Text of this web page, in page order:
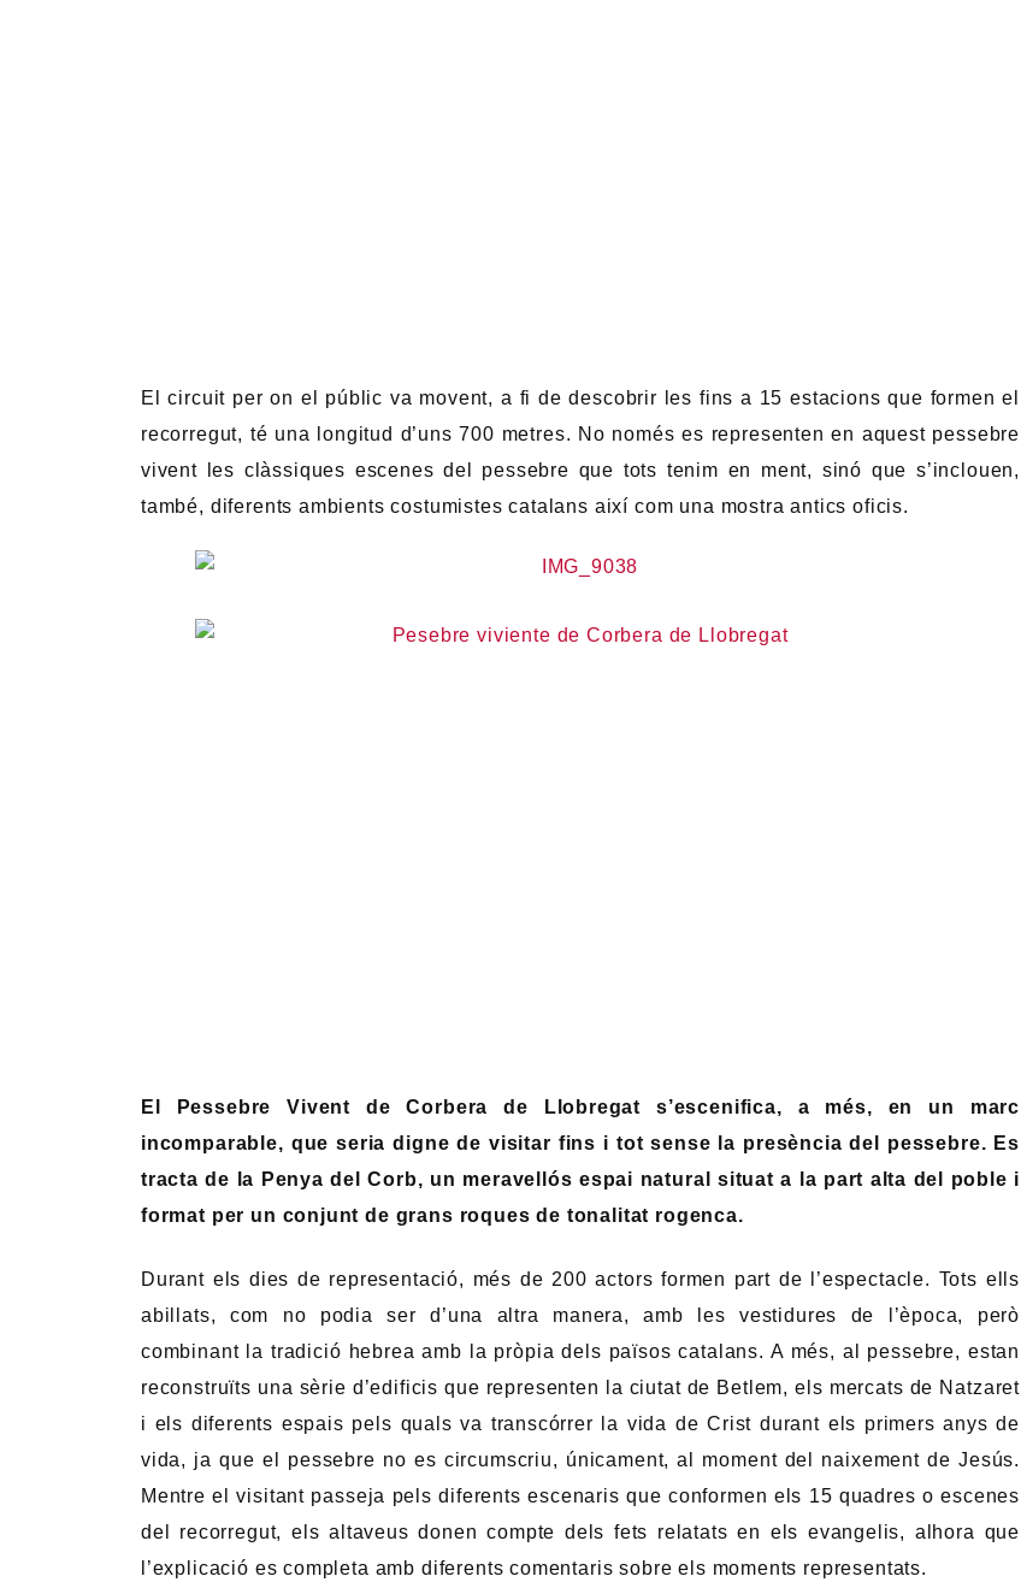
El circuit per on el públic va movent, a fi de descobrir les fins a 15 estacions que formen el
recorregut, té una longitud d’uns 700 metres. No només es representen en aquest pessebre
vivent les clàssiques escenes del pessebre que tots tenim en ment, sinó que s’inclouen,
també, diferents ambients costumistes catalans així com una mostra antics oficis.
El Pessebre Vivent de Corbera de Llobregat s’escenifica, a més, en un marc
incomparable, que seria digne de visitar fins i tot sense la presència del pessebre. Es
tracta de la Penya del Corb, un meravellós espai natural situat a la part alta del poble i
format per un conjunt de grans roques de tonalitat rogenca.
Durant els dies de representació, més de 200 actors formen part de l’espectacle. Tots ells
abillats, com no podia ser d’una altra manera, amb les vestidures de l’època, però
combinant la tradició hebrea amb la pròpia dels països catalans. A més, al pessebre, estan
reconstruïts una sèrie d’edificis que representen la ciutat de Betlem, els mercats de Natzaret
i els diferents espais pels quals va transcórrer la vida de Crist durant els primers anys de
vida, ja que el pessebre no es circumscriu, únicament, al moment del naixement de Jesús.
Mentre el visitant passeja pels diferents escenaris que conformen els 15 quadres o escenes
del recorregut, els altaveus donen compte dels fets relatats en els evangelis, alhora que
l’explicació es completa amb diferents comentaris sobre els moments representats.